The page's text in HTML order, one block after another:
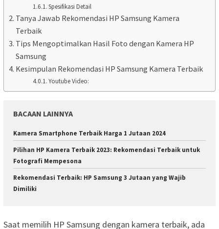
Spesifikasi Detail
Tanya Jawab Rekomendasi HP Samsung Kamera
Terbaik
Tips Mengoptimalkan Hasil Foto dengan Kamera HP
Samsung
Kesimpulan Rekomendasi HP Samsung Kamera Terbaik
Youtube Video:
BACAAN LAINNYA
Kamera Smartphone Terbaik Harga 1 Jutaan 2024
Pilihan HP Kamera Terbaik 2023: Rekomendasi Terbaik untuk
Fotografi Mempesona
Rekomendasi Terbaik: HP Samsung 3 Jutaan yang Wajib
Dimiliki
Saat memilih HP Samsung dengan kamera terbaik, ada